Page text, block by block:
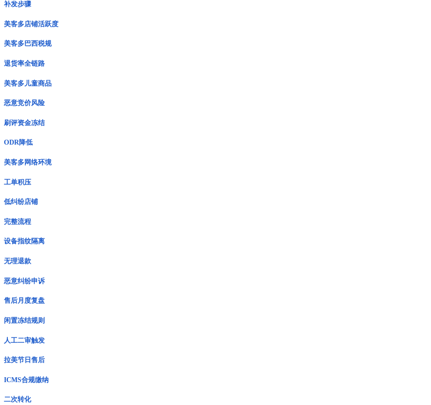
补发步骤
美客多店铺活跃度
美客多巴西税规
退货率全链路
美客多儿童商品
恶意竞价风险
刷评资金冻结
ODR降低
美客多网络环境
工单积压
低纠纷店铺
完整流程
设备指纹隔离
无理退款
恶意纠纷申诉
售后月度复盘
闲置冻结规则
人工二审触发
拉美节日售后
ICMS合规缴纳
二次转化